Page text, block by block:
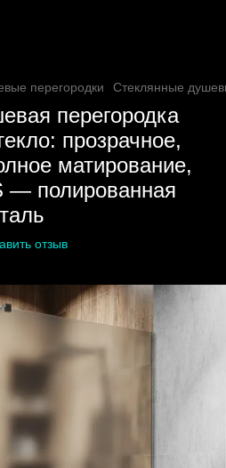
перегородки Стеклянные
перегородка
прозрачное,
матирование,
— полированная
отзыв